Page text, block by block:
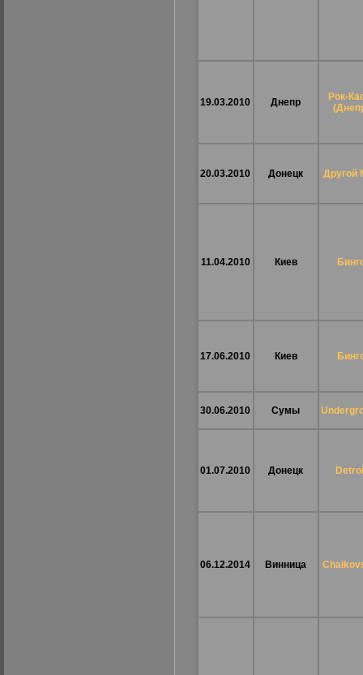
19.03.2010 Днепр
Рок-
20.03.2010 Донецк Другой
11.04.2010 Киев
17.06.2010 Киев
30.06.2010 Сумы
01.07.2010 Донецк
06.12.2014 Винница